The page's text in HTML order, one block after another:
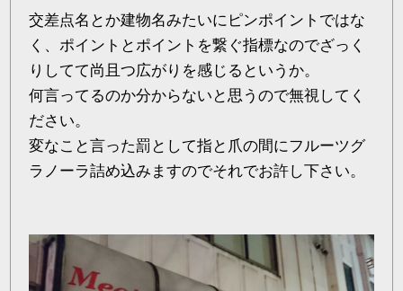
交差点名とか建物名みたいにピンポイントではな
く、ポイントとポイントを繋ぐ指標なのでざっく
りしてて尚且つ広がりを感じるというか。
何言ってるのか分からないと思うので無視してく
ださい。
変なこと言った罰として指と爪の間にフルーツグ
ラノーラ詰め込みますのでそれでお許し下さい。